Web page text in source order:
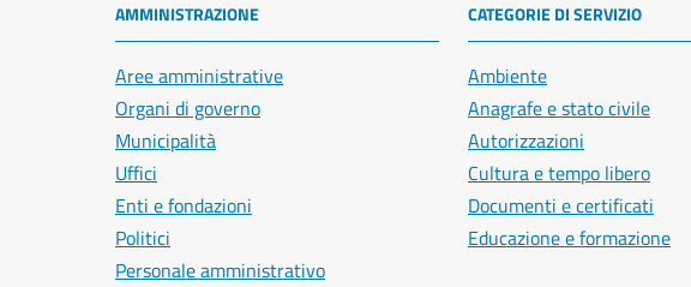
AMMINISTRAZIONE
Aree amministrative
Organi di governo
Municipalità
Uffici
Enti e fondazioni
Politici
Personale amministrativo
CATEGORIE DI SERVIZIO
Ambiente
Anagrafe e stato civile
Autorizzazioni
Cultura e tempo libero
Documenti e certificati
Educazione e formazione